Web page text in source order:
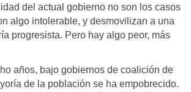
del actual gobierno no son los casos
algo intolerable, y desmovilizan a una
progresista. Pero hay algo peor, más
años, bajo gobiernos de coalición de
de la población se ha empobrecido.